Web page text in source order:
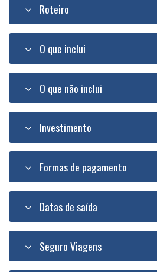
Roteiro
O que inclui
O que não inclui
Investimento
Formas de pagamento
Datas de saída
Seguro Viagens